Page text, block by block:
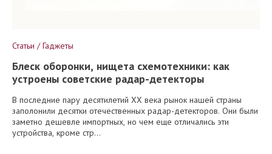
Статьи / Гаджеты
Блеск оборонки, нищета схемотехники: как
устроены советские радар-детекторы
В последние пару десятилетий XX века рынок нашей страны
заполонили десятки отечественных радар-детекторов. Они были
заметно дешевле импортных, но чем еще отличались эти
устройства, кроме стр...